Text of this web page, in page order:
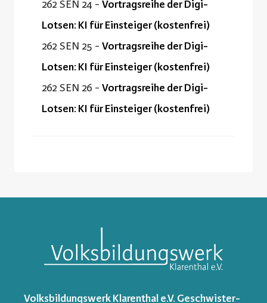
262 SEN 24 - Vortragsreihe der Digi-
Lotsen: KI für Einsteiger (kostenfrei)
262 SEN 25 - Vortragsreihe der Digi-
Lotsen: KI für Einsteiger (kostenfrei)
262 SEN 26 - Vortragsreihe der Digi-
Lotsen: KI für Einsteiger (kostenfrei)
Volksbildungswerk Klarenthal e.V. Geschwister-